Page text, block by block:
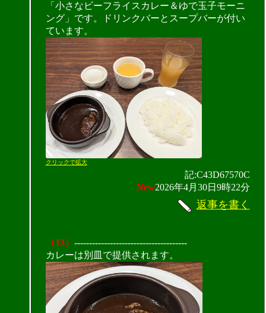
「小さなビーフライスカレー＆ゆで玉子モーニ
ング」です。ドリンクバーとスープバーが付い
ています。
クリックで拡大
記:C43D67570C
New2026年4月30日9時22分
返事を書く
（13） --------------------------------------
カレーは別皿で提供されます。